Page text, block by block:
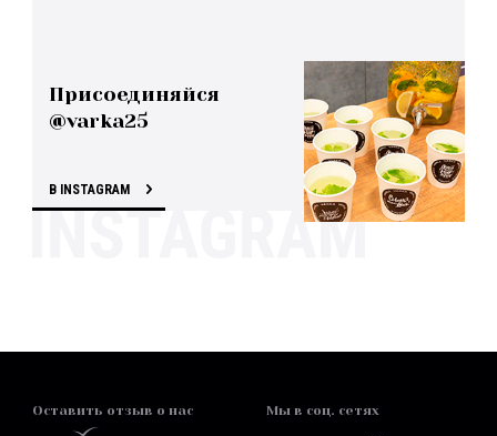
Присоединяйся
@varka25
В INSTAGRAM
Оставить отзыв о нас Мы в соц. сетях